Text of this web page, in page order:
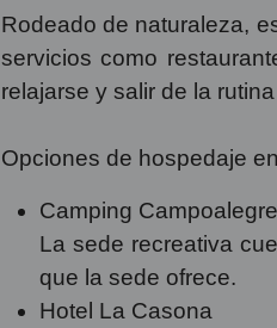
Rodeado de naturaleza,
servicios como
relajarse y salir de la
Opciones de hospedaje
Camping Campoalegre
La sede recreativa
que la sede ofrece.
Hotel La Casona